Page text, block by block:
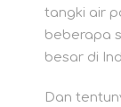
tangki air
beberapa
besar di
Dan